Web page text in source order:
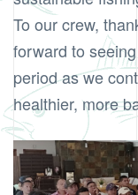
To our crew,
forward to
period as we
healthier, more